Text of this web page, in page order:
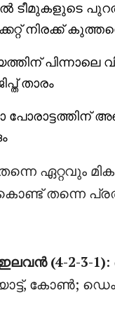
നിരക്ക്
പിന്നാലെ
താരം
ഏറ്റവും
തന്നെ
(4-2-3-1)
കോൺ;